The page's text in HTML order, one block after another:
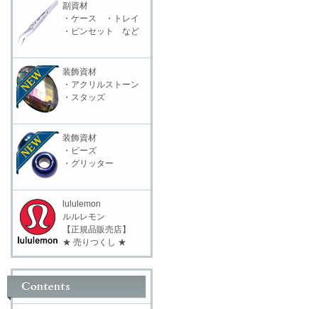
副資材
・ケース ・トレイ
・ピンセット など
装飾資材
・アクリルストーン
・スタッズ
装飾資材
・ビーズ
・グリッター
lululemon
ルルレモン
【正規品販売店】
★ 売りつくし ★